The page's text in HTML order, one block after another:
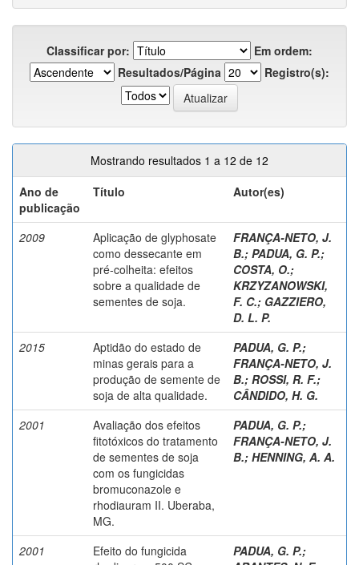
Classificar por:
Em ordem:
Resultados/Página
Registro(s):
Mostrando resultados 1 a 12 de 12
Ano de
publicação
Título Autor(es)
2009
Aplicação de glyphosate
como dessecante em
pré-colheita: efeitos
sobre a qualidade de
sementes de soja.
FRANÇA-NETO, J.
B.; PADUA, G. P.;
COSTA, O.;
KRZYZANOWSKI,
F. C.; GAZZIERO,
D. L. P.
2015
Aptidão do estado de
minas gerais para a
produção de semente de
soja de alta qualidade.
PADUA, G. P.;
FRANÇA-NETO, J.
B.; ROSSI, R. F.;
CÂNDIDO, H. G.
2001
Avaliação dos efeitos
fitotóxicos do tratamento
de sementes de soja
com os fungicidas
bromuconazole e
rhodiauram II. Uberaba,
MG.
PADUA, G. P.;
FRANÇA-NETO, J.
B.; HENNING, A. A.
2001
Efeito do fungicida
PADUA, G. P.;